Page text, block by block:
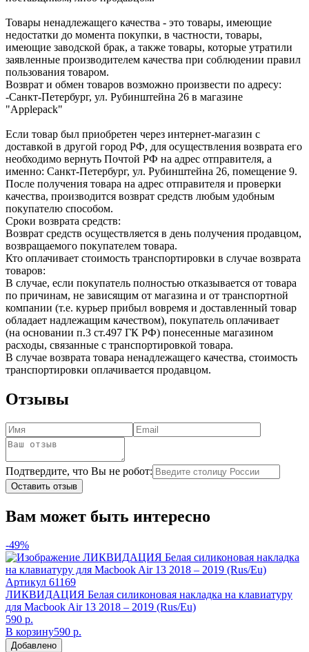
Товары ненадлежащего качества - это товары, имеющие
недостатки до момента покупки, в частности, товары,
имеющие заводской брак, а также товары, которые утратили
заявленные производителем качества при соблюдении правил
пользования товаром.
Возврат и обмен товаров возможно произвести по адресу:
-Санкт-Петербург, ул. Рубинштейна 26 в магазине
"Applepack"
Если товар был приобретен через интернет-магазин с
доставкой в другой город РФ, для осуществления возврата его
необходимо вернуть Почтой РФ на адрес отправителя, а
именно: Санкт-Петербург, ул. Рубинштейна 26, помещение 9.
После получения товара на адрес отправителя и проверки
качества, производится возврат средств любым удобным
покупателю способом.
Сроки возврата средств:
Возврат средств осуществляется в день получения продавцом,
возвращаемого покупателем товара.
Кто оплачивает стоимость транспортировки в случае возврата
товаров:
В случае, если покупатель полностью отказывается от товара
по причинам, не зависящим от магазина и от транспортной
компании (т.е. курьер прибыл вовремя и доставленный товар
обладает надлежащим качеством), покупатель оплачивает
(на основании п.3 ст.497 ГК РФ) понесенные магазином
расходы, связанные с транспортировкой товара.
В случае возврата товара ненадлежащего качества, стоимость
транспортировки оплачивается продавцом.
Отзывы
Подтвердите, что Вы не робот:
Оставить отзыв
Вам может быть интересно
-49%
Артикул 61169
ЛИКВИДАЦИЯ Белая силиконовая накладка на клавиатуру
для Macbook Air 13 2018 – 2019 (Rus/Eu)
590 р.
В корзину590 р.
Добавлено